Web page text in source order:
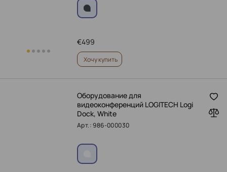
499
€
Хочу купить
Оборудование для
видеоконференций LOGITECH Logi
Dock, White
Арт.: 986-000030